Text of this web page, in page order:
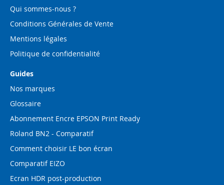
Qui sommes-nous ?
Conditions Générales de Vente
Mentions légales
Politique de confidentialité
Guides
Nos marques
Glossaire
Abonnement Encre EPSON Print Ready
Roland BN2 - Comparatif
Comment choisir LE bon écran
Comparatif EIZO
Ecran HDR post-production